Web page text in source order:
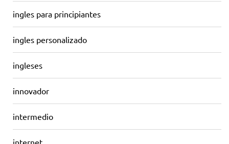
ingles para principiantes
ingles personalizado
ingleses
innovador
intermedio
internet